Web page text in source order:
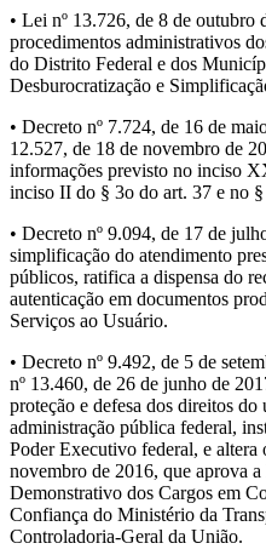
• Lei nº 13.726, de 8 de outubro
procedimentos administrativos
do Distrito Federal e dos
Desburocratização e
• Decreto nº 7.724, de 16 de
12.527, de 18 de novembro de
informações previsto no inciso
inciso II do § 3o do art. 37 e no
• Decreto nº 9.094, de 17 de
simplificação do atendimento
públicos, ratifica a dispensa do
autenticação em documentos
Serviços ao Usuário.
• Decreto nº 9.492, de 5 de
nº 13.460, de 26 de junho de
proteção e defesa dos direitos
administração pública federal,
Poder Executivo federal, e altera
novembro de 2016, que aprova
Demonstrativo dos Cargos em
Confiança do Ministério da
Controladoria-Geral da União.